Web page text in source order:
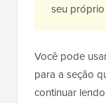
seu
Você pode
para a seção
continuar